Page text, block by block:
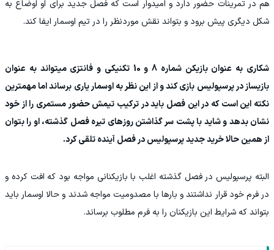
هم در تمرینات حضور دارد و امیدوار است که فصل جدید برای او اوضاع به
شکل دیگری پیش برود و بتواند نقش موردنظر را در تیم اوسمار ایفا کند.
شکاری به عنوان بازیکن شماره 8 و 10 تکنیکی و فانتزی میتواند به عنوان
بازیساز در پرسپولیس بازی کند و از این نظر به اوسمار یاری برساند اما مهمترین
نکته این است که در این فصل باید در ترکیب تیمش حضور مستمری را از خود
نشان بدهد و شاید با پشت سر گذاشتن روزهای تیره فصل گذشته، او را بتوان
از همین حالا خرید جدید پرسپولیس در فصل آینده تلقی کرد.
البته پرسپولیس در فصل گذشته اغلب با بازیکنانی مواجه بود که افت کرده و
در فرم خود قرار نداشتند و بارها با مصدومیت مواجه شدند و حالا اوسمار باید
بتواند که شرایط این بازیکنان را به فرم مطلوب برساند.